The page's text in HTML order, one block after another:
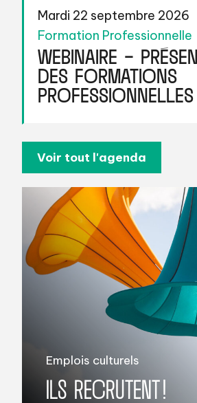
Mardi 22 septembre 2026
Formation Professionnelle
WEBINAIRE –
DES FORMATIONS
Voir tout l'agenda
Emplois culturels
ILS RECRUTENT !